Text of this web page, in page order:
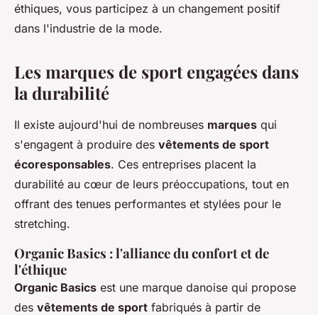
éthiques, vous participez à un changement positif
dans l'industrie de la mode.
Les marques de sport engagées dans
la durabilité
Il existe aujourd'hui de nombreuses marques qui
s'engagent à produire des vêtements de sport
écoresponsables. Ces entreprises placent la
durabilité au cœur de leurs préoccupations, tout en
offrant des tenues performantes et stylées pour le
stretching.
Organic Basics : l'alliance du confort et de
l'éthique
Organic Basics est une marque danoise qui propose
des vêtements de sport fabriqués à partir de